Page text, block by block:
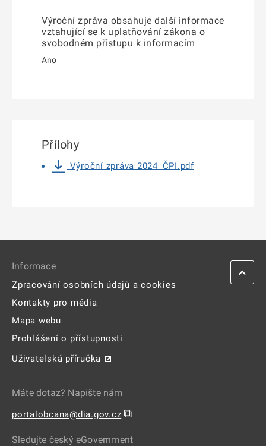
Výroční zpráva obsahuje další informace
vztahující se k uplatňování zákona o
svobodném přístupu k informacím
Ano
Přílohy
Výroční zpráva 2024_ČPI.pdf
Informace
Zpracování osobních údajů a cookies
Kontakty pro média
Mapa webu
Prohlášení o přístupnosti
Uživatelská příručka
Máte dotaz? Napište nám
portalobcana@dia.gov.cz ⧉
Sledujte český eGovernment